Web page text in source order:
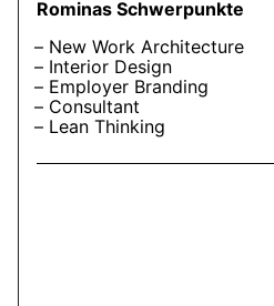
Rominas Schwerpunkte
New Work Architecture
Interior Design
Employer Branding
Consultant
Lean Thinking